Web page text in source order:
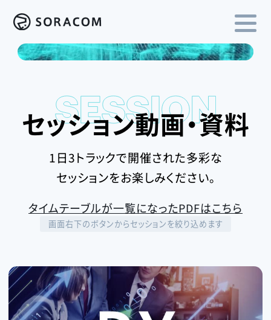
セッション動画・資料
1日3トラックで開催された多彩な
セッションをお楽しみください。
タイムテーブルが一覧になったPDFはこちら
画面右下のボタンからセッションを絞り込めます